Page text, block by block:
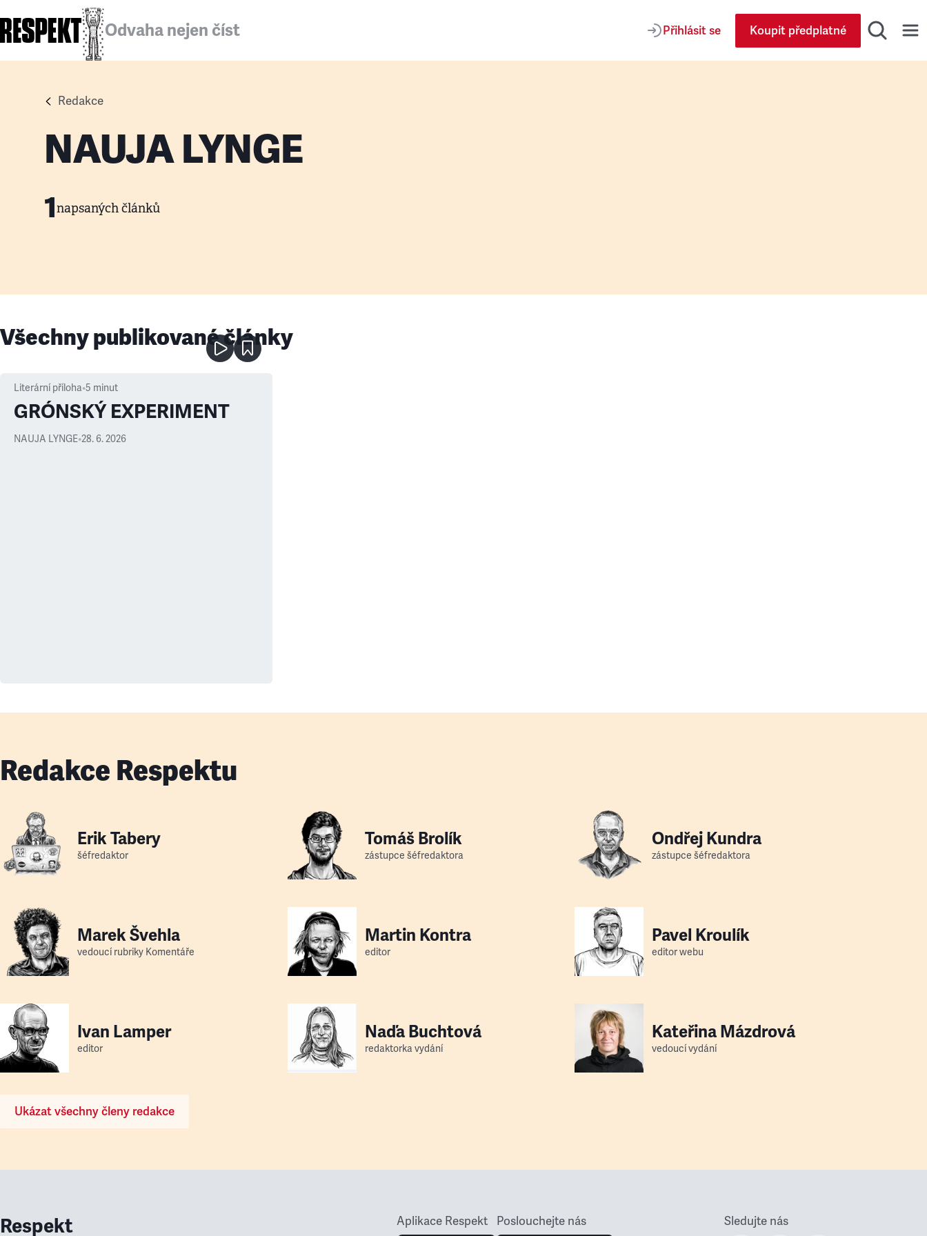
Odvaha nejen číst Přihlásit se Koupit předplatné
Redakce
NAUJA LYNGE
1napsaných článků
Všechny publikované články
Literární příloha•5 minut
GRÓNSKÝ EXPERIMENT
NAUJA LYNGE•28. 6. 2026
Redakce Respektu
Erik Tabery
šéfredaktor
Tomáš Brolík
zástupce šéfredaktora
Ondřej Kundra
zástupce šéfredaktora
Marek Švehla
vedoucí rubriky Komentáře
Martin Kontra
editor
Pavel Kroulík
editor webu
Ivan Lamper
editor
Naďa Buchtová
redaktorka vydání
Kateřina Mázdrová
vedoucí vydání
Ukázat všechny členy redakce
Respekt Aplikace Respekt Poslouchejte nás Sledujte nás